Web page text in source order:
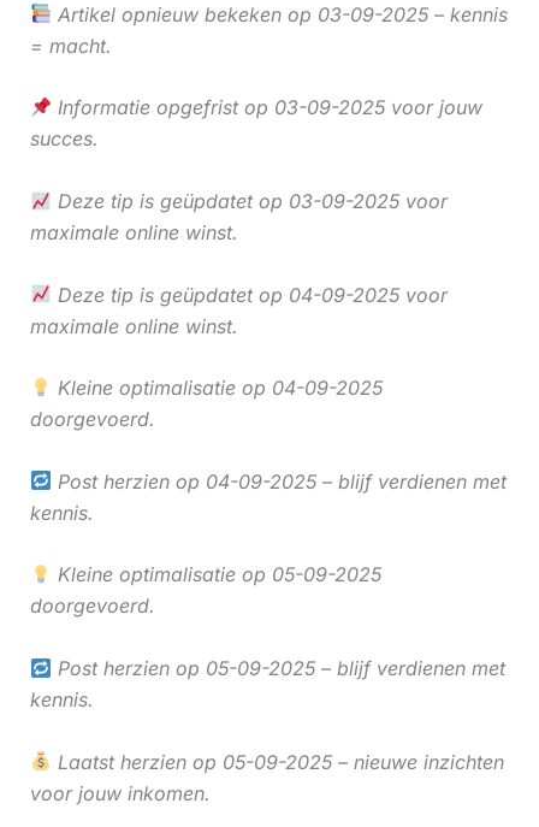
Artikel opnieuw bekeken op 03-09-2025 – kennis
= macht.
Informatie opgefrist op 03-09-2025 voor jouw
succes.
Deze tip is geüpdatet op 03-09-2025 voor
maximale online winst.
Deze tip is geüpdatet op 04-09-2025 voor
maximale online winst.
Kleine optimalisatie op 04-09-2025
doorgevoerd.
Post herzien op 04-09-2025 – blijf verdienen met
kennis.
Kleine optimalisatie op 05-09-2025
doorgevoerd.
Post herzien op 05-09-2025 – blijf verdienen met
kennis.
Laatst herzien op 05-09-2025 – nieuwe inzichten
voor jouw inkomen.